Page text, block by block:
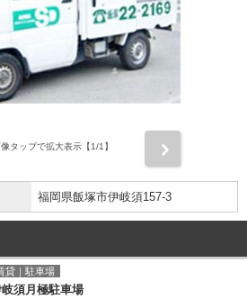
タップで拡大表示【1/1】
福岡県飯塚市伊岐須157-3
貸｜駐車場
須月極駐車場